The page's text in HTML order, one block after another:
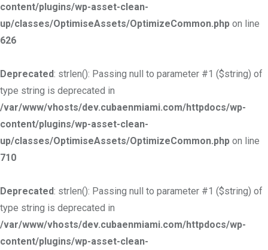
content/plugins/wp-asset-clean-
up/classes/OptimiseAssets/OptimizeCommon.php on line
626
Deprecated: strlen(): Passing null to parameter #1 ($string) of
type string is deprecated in
/var/www/vhosts/dev.cubaenmiami.com/httpdocs/wp-
content/plugins/wp-asset-clean-
up/classes/OptimiseAssets/OptimizeCommon.php on line
710
Deprecated: strlen(): Passing null to parameter #1 ($string) of
type string is deprecated in
/var/www/vhosts/dev.cubaenmiami.com/httpdocs/wp-
content/plugins/wp-asset-clean-